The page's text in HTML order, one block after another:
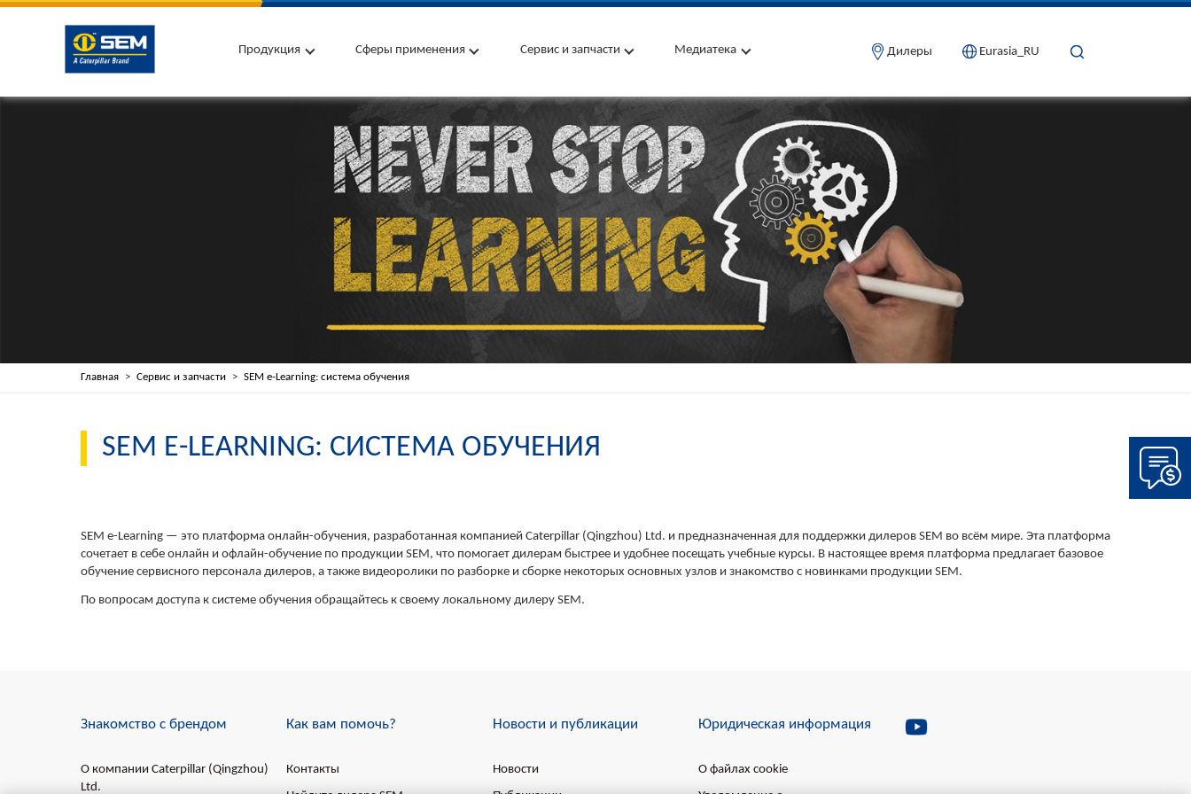
Продукция Сферы применения Сервис и запчасти Медиатека Дилеры Eurasia_RU
Главная Сервис и запчасти SEM e-Learning: система обучения
SEM E-LEARNING: СИСТЕМА ОБУЧЕНИЯ
SEM e-Learning — это платформа онлайн-обучения, разработанная компанией Caterpillar (Qingzhou) Ltd. и предназначенная для поддержки дилеров SEM во всём мире. Эта платформа
сочетает в себе онлайн и офлайн-обучение по продукции SEM, что помогает дилерам быстрее и удобнее посещать учебные курсы. В настоящее время платформа предлагает базовое
обучение сервисного персонала дилеров, а также видеоролики по разборке и сборке некоторых основных узлов и знакомство с новинками продукции SEM.
По вопросам доступа к системе обучения обращайтесь к своему локальному дилеру SEM.
Знакомство с брендом
О компании Caterpillar (Qingzhou)
Ltd.
Как вам помочь?
Контакты
Новости и публикации
Новости
Юридическая информация
О файлах cookie